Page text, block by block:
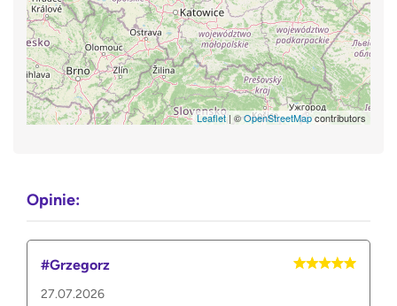
Leaflet | ©OpenStreetMapcontributors
Opinie:
#Grzegorz
27.07.2026